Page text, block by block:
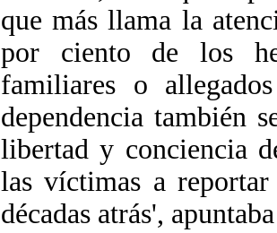
que más llama la
por ciento de los
familiares o
dependencia también
libertad y conciencia
las víctimas a
décadas atrás',